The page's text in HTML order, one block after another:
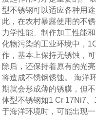
型不锈钢可以适应各种用
此，在农村暴露使用的不
力学性能、制作加工性能
化物污染的工业环境中，
作，基本上保持无锈蚀，
除后，还保持着原有的光
将造成不锈钢锈蚀。 海洋
期就会形成薄的锈膜，但
体型不锈钢如1 Cr 17Ni7
于海洋环境时，可能出现